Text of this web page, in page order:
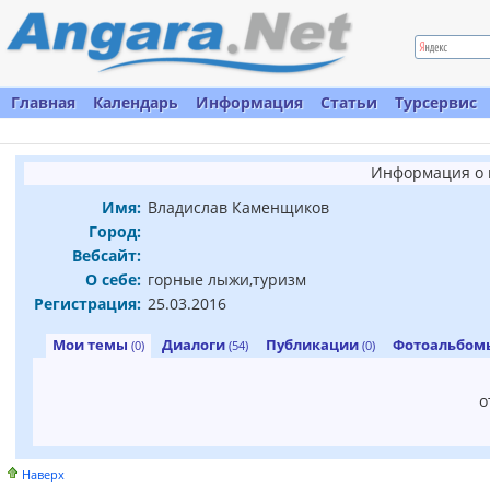
Главная Календарь Информация Статьи Турсервис
Информация о
Имя: Владислав Каменщиков
Город:
Вебсайт:
О себе: горные лыжи,туризм
Регистрация: 25.03.2016
Мои темы (0) Диалоги (54) Публикации (0)
Наверх